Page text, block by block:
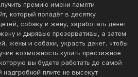
премию имени памяти
который попадёт в десятку
собаку и жену, заработать денег
и дырявые презервативы, а затем
жены и собаки, украсть денег, чтобы
возможность купить престижное
вы будете работать до самой
плите не высекут